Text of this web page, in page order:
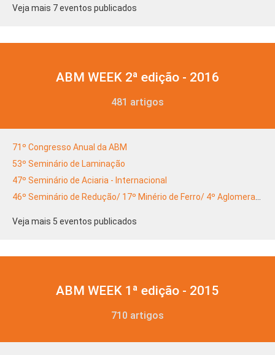
Veja mais 7 eventos publicados
ABM WEEK 2ª edição - 2016
481 artigos
71º Congresso Anual da ABM
53º Seminário de Laminação
47º Seminário de Aciaria - Internacional
46º Seminário de Redução/ 17º Minério de Ferro/ 4º Aglomeração
Veja mais 5 eventos publicados
ABM WEEK 1ª edição - 2015
710 artigos